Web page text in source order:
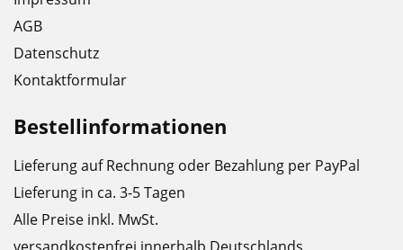
AGB
Datenschutz
Kontaktformular
Bestellinformationen
Lieferung auf Rechnung oder Bezahlung per PayPal
Lieferung in ca. 3-5 Tagen
Alle Preise inkl. MwSt.